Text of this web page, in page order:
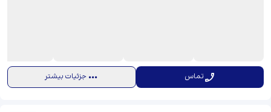
تماس جزئیات بیشتر